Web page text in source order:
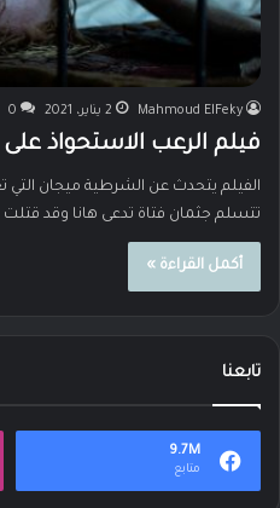
Mahmoud ElFeky 2 يناير، 2021 0
فيلم الرعب الاستحواذ
الفيلم يتحدث عن الشرطية ميجان
تتسلم جثمان فتاة تدعى هانا وقد قتلت
أكمل القراءة »
تابعنا
9.7M
متابع